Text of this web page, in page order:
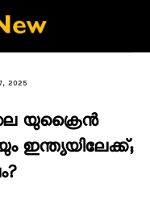
2025
യുക്രൈൻ
ഇന്ത്യയിലേക്ക്;